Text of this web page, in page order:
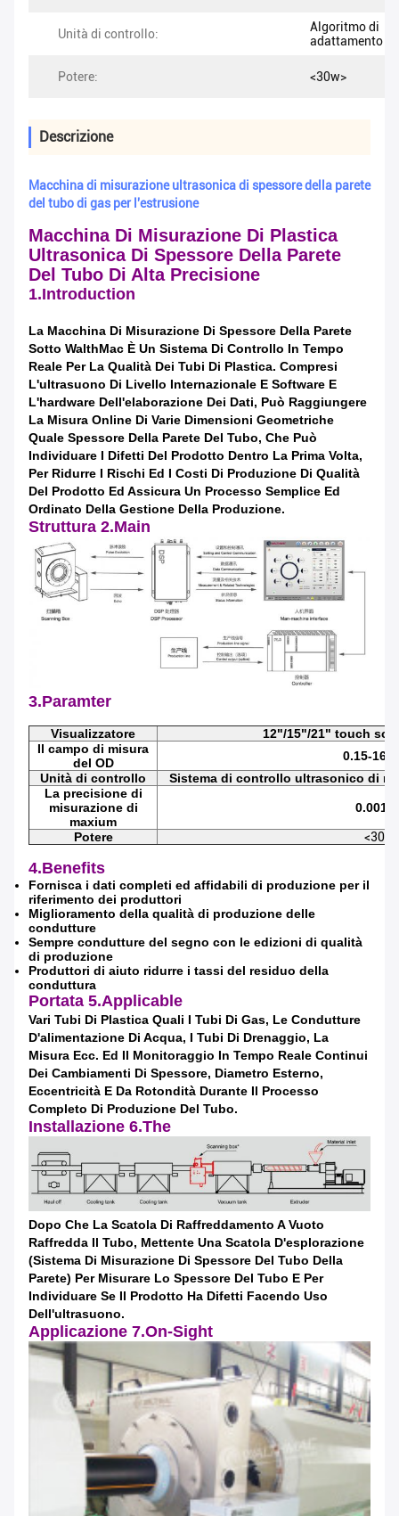
Lasciate un messaggio
Ti richiameremo presto!
Unità di controllo:
Algoritmo di
adattamento
Potere: <30w>
Descrizione
Macchina di misurazione ultrasonica di spessore della parete
del tubo di gas per l'estrusione
Macchina Di Misurazione Di Plastica
Ultrasonica Di Spessore Della Parete
Del Tubo Di Alta Precisione
1.Introduction
La Macchina Di Misurazione Di Spessore Della Parete
Sotto WalthMac È Un Sistema Di Controllo In Tempo
Reale Per La Qualità Dei Tubi Di Plastica. Compresi
L'ultrasuono Di Livello Internazionale E Software E
L'hardware Dell'elaborazione Dei Dati, Può Raggiungere
La Misura Online Di Varie Dimensioni Geometriche
Quale Spessore Della Parete Del Tubo, Che Può
Individuare I Difetti Del Prodotto Dentro La Prima Volta,
Per Ridurre I Rischi Ed I Costi Di Produzione Di Qualità
Del Prodotto Ed Assicura Un Processo Semplice Ed
Ordinato Della Gestione Della Produzione.
Struttura 2.Main
3.Paramter
Visualizzatore
12"/15"/21" touch
Il campo di misura
del OD
0.15-
Unità di controllo
Sistema di controllo ultrasonico di
La precisione di
misurazione di
maxium
Potere
4.Benefits
Fornisca i dati completi ed affidabili di produzione per il
riferimento dei produttori
Miglioramento della qualità di produzione delle
condutture
Sempre condutture del segno con le edizioni di qualità
di produzione
Produttori di aiuto ridurre i tassi del residuo della
conduttura
Portata 5.Applicable
Vari Tubi Di Plastica Quali I Tubi Di Gas, Le Condutture
D'alimentazione Di Acqua, I Tubi Di Drenaggio, La
Misura Ecc. Ed Il Monitoraggio In Tempo Reale Continui
Dei Cambiamenti Di Spessore, Diametro Esterno,
Eccentricità E Da Rotondità Durante Il Processo
Completo Di Produzione Del Tubo.
Installazione 6.The
Dopo Che La Scatola Di Raffreddamento A Vuoto
Raffredda Il Tubo, Mettente Una Scatola D'esplorazione
(sistema Di Misurazione Di Spessore Del Tubo Della
Parete) Per Misurare Lo Spessore Del Tubo E Per
Individuare Se Il Prodotto Ha Difetti Facendo Uso
Dell'ultrasuono.
Applicazione 7.On-Sight